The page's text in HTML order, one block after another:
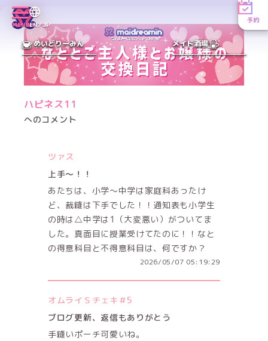
MENUEN／JP
予約
めいどりーみん メイド酒場
ハピネス11
へのコメント
ツァス
上手〜！！
あたちは、小学〜中学は家庭科あったけ
ど、裁縫は下手でした！！通知表も小学生
の時は△中学は1（大変悪い）がついてま
した。真面目に授業受けてたのに！！なと
の得意科目と不得意科目は、何ですか？
2026/05/07 05:19:29
オムライＳチェキ＃5
ブログ更新、返信もありがとう
手縫いポーチ可愛いね。